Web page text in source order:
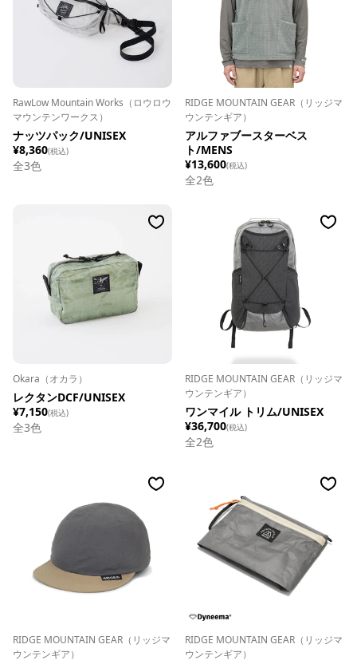
RawLow Mountain Works（ロウロウ
マウンテンワークス）
ナッツパック/UNISEX
¥8,360(税込)
全3色
RIDGE MOUNTAIN GEAR（リッジマ
ウンテンギア）
アルファブースターベス
ト/MENS
¥13,600(税込)
全2色
Okara（オカラ）
レクタンDCF/UNISEX
¥7,150(税込)
全3色
RIDGE MOUNTAIN GEAR（リッジマ
ウンテンギア）
ワンマイル トリム/UNISEX
¥36,700(税込)
全2色
RIDGE MOUNTAIN GEAR（リッジマ
ウンテンギア）
RIDGE MOUNTAIN GEAR（リッジマ
ウンテンギア）